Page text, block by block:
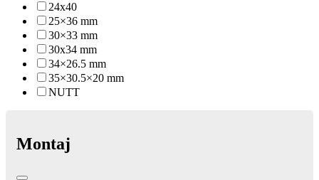
24x40
25×36 mm
30×33 mm
30x34 mm
34×26.5 mm
35×30.5×20 mm
NUTT
Montaj